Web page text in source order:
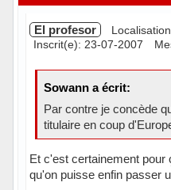
El profesor
Inscrit(e): 23-07-2007
Sowann a écrit:
Par contre je concède
titulaire en coup
Et c'est certainement pour
qu'on puisse enfin passer